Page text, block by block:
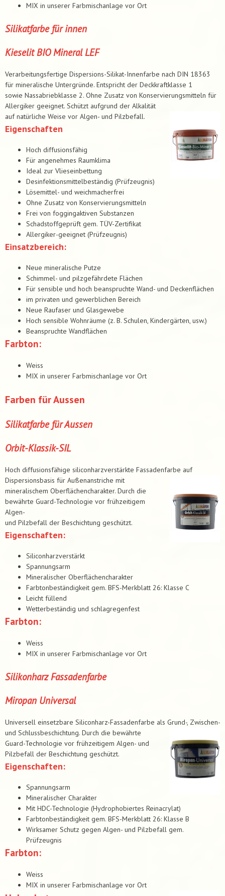
MIX in unserer Farbmischanlage vor Ort
Silikatfarbe für innen
Kieselit BIO Mineral LEF
Verarbeitungsfertige Dispersions-Silikat-Innenfarbe nach DIN 18363
für mineralische Untergründe. Entspricht der Deckkraftklasse 1
sowie Nassabriebklasse 2. Ohne Zusatz von Konservierungsmitteln für
Allergiker geeignet. Schützt aufgrund der Alkalität
auf natürliche Weise vor Algen- und Pilzbefall.
Eigenschaften
Hoch diffusionsfähig
Für angenehmes Raumklima
Ideal zur Vlieseinbettung
Desinfektionsmittelbeständig (Prüfzeugnis)
Lösemittel- und weichmacherfrei
Ohne Zusatz von Konservierungsmitteln
Frei von foggingaktiven Substanzen
Schadstoffgeprüft gem. TÜV-Zertifikat
Allergiker-geeignet (Prüfzeugnis)
Einsatzbereich:
Neue mineralische Putze
Schimmel- und pilzgefährdete Flächen
Für sensible und hoch beanspruchte Wand- und Deckenflächen
im privaten und gewerblichen Bereich
Neue Raufaser und Glasgewebe
Hoch sensible Wohnräume (z. B. Schulen, Kindergärten, usw.)
Beanspruchte Wandflächen
Farbton:
Weiss
MIX in unserer Farbmischanlage vor Ort
Farben für Aussen
Silikatfarbe für Aussen
Orbit-Klassik-SIL
Hoch diffusionsfähige siliconharzverstärkte Fassadenfarbe auf
Dispersionsbasis für Außenanstriche mit
mineralischem Oberflächencharakter. Durch die
bewährte Guard-Technologie vor frühzeitigem
Algen-
und Pilzbefall der Beschichtung geschützt.
Eigenschaften:
Siliconharzverstärkt
Spannungsarm
Mineralischer Oberflächencharakter
Farbtonbeständigkeit gem. BFS-Merkblatt 26: Klasse C
Leicht füllend
Wetterbeständig und schlagregenfest
Farbton:
Weiss
MIX in unserer Farbmischanlage vor Ort
Silikonharz Fassadenfarbe
Miropan Universal
Universell einsetzbare Siliconharz-Fassadenfarbe als Grund-, Zwischen-
und Schlussbeschichtung. Durch die bewährte
Guard-Technologie vor frühzeitigem Algen- und
Pilzbefall der Beschichtung geschützt.
Eigenschaften:
Spannungsarm
Mineralischer Charakter
Mit HDC-Technologie (Hydrophobiertes Reinacrylat)
Farbtonbeständigkeit gem. BFS-Merkblatt 26: Klasse B
Wirksamer Schutz gegen Algen- und Pilzbefall gem.
Prüfzeugnis
Farbton:
Weiss
MIX in unserer Farbmischanlage vor Ort